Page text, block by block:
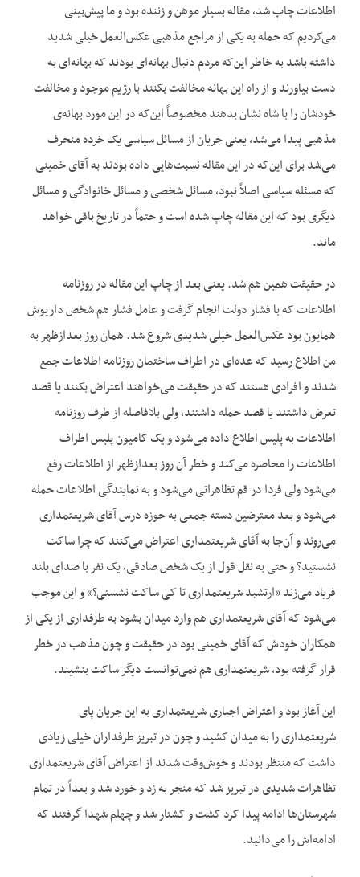
اطلاعات چاپ شد، مقاله بسیار موهن و زننده بود و ما پیش‌بینی
می‌کردیم که حمله به یکی از مراجع مذهبی عکس‌العمل خیلی شدید
داشته باشد به خاطر این‌که مردم دنبال بهانه‌ای بودند که بهانه‌ای به
دست بیاورند و از راه این بهانه مخالفت بکنند با رژیم موجود و مخالفت
خودشان را با شاه نشان بدهند مخصوصاً این‌که در این مورد بهانه‌ی
مذهبی پیدا می‌شد، یعنی جریان از مسائل سیاسی یک خرده منحرف
می‌شد برای این‌که در این مقاله نسبت‌هایی داده بودند به آقای خمینی
که مسئله سیاسی اصلاً نبود، مسائل شخصی و مسائل خانوادگی و مسائل
دیگری بود که این مقاله چاپ شده است و حتماً در تاریخ باقی خواهد
ماند.
در حقیقت همین هم شد. یعنی بعد از چاپ این مقاله در روزنامه
اطلاعات که با فشار دولت انجام گرفت و عامل فشار هم شخص داریوش
همایون بود عکس‌العمل خیلی شدیدی شروع شد. همان روز بعدازظهر به
من اطلاع رسید که عده‌ای در اطراف ساختمان روزنامه اطلاعات جمع
شدند و افرادی هستند که در حقیقت می‌خواهند اعتراض بکنند یا قصد
تعرض داشتند یا قصد حمله داشتند، ولی بلافاصله از طرف روزنامه
اطلاعات به پلیس اطلاع داده می‌شود و یک کامیون پلیس اطراف
اطلاعات را محاصره می‌کند و خطر آن روز بعدازظهر از اطلاعات رفع
می‌شود ولی فردا در قم تظاهراتی می‌شود و به نمایندگی اطلاعات حمله
می‌شود و بعد معترضین دسته جمعی به حوزه درس آقای شریعتمداری
می‌روند و آن‌جا به آقای شریعتمداری اعتراض می‌کنند که چرا ساکت
نشستید؟ و حتی به نقل قول از یک شخص صادقی، یک نفر با صدای بلند
فریاد می‌زند «ارتشبد شریعتمداری تا کی ساکت نشستی؟» و این موجب
می‌شود که آقای شریعتمداری هم وارد میدان بشود به طرفداری از یکی از
همکاران خودش که آقای خمینی بود در حقیقت و چون مذهب در خطر
قرار گرفته بود، شریعتمداری هم نمی‌توانست دیگر ساکت بنشیند.
این آغاز بود و اعتراض اجباری شریعتمداری به این جریان پای
شریعتمداری را به میدان کشید و چون در تبریز طرفداران خیلی زیادی
داشت که منتظر بودند و خوش‌وقت شدند از اعتراض آقای شریعتمداری
تظاهرات شدیدی در تبریز شد که منجر به زد و خورد شد و بعداً در تمام
شهرستان‌ها ادامه پیدا کرد کشت و کشتار شد و چهلم شهدا گرفتند که
ادامه‌اش را می‌دانید.